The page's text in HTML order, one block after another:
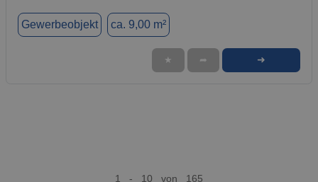
Gewerbeobjekt ca. 9,00 m²
★ ➦ ➜
1 - 10 von 165